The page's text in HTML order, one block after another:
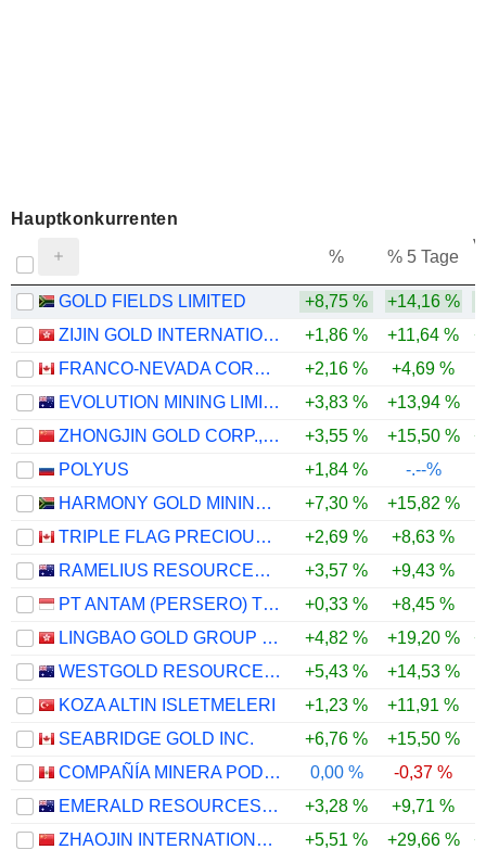
Hauptkonkurrenten
% % 5 Tage
GOLD FIELDS LIMITED +8,75 % +14,16 %
ZIJIN GOLD INTERNATIONAL COMPANY LIMITED
+1,86 % +11,64 %
FRANCO-NEVADA CORPORATION
+2,16 % +4,69 %
EVOLUTION MINING LIMITED
+3,83 % +13,94 %
ZHONGJIN GOLD CORP.,LTD
+3,55 % +15,50 %
POLYUS
+1,84 %
-.--%
HARMONY GOLD MINING COMPANY LIMITED
+7,30 % +15,82 %
TRIPLE FLAG PRECIOUS METALS CORP.
+2,69 % +8,63 %
RAMELIUS RESOURCES LIMITED
+3,57 % +9,43 %
PT ANTAM (PERSERO) TBK
+0,33 % +8,45 %
LINGBAO GOLD GROUP COMPANY LTD.
+4,82 % +19,20 %
WESTGOLD RESOURCES LIMITED
+5,43 % +14,53 %
KOZA ALTIN ISLETMELERI
+1,23 % +11,91 %
SEABRIDGE GOLD INC.
+6,76 % +15,50 %
COMPAÑÍA MINERA PODEROSA S.A.
0,00 % -0,37 %
EMERALD RESOURCES NL
+3,28 % +9,71 %
ZHAOJIN INTERNATIONAL GOLD CO., LTD.
+5,51 % +29,66 %